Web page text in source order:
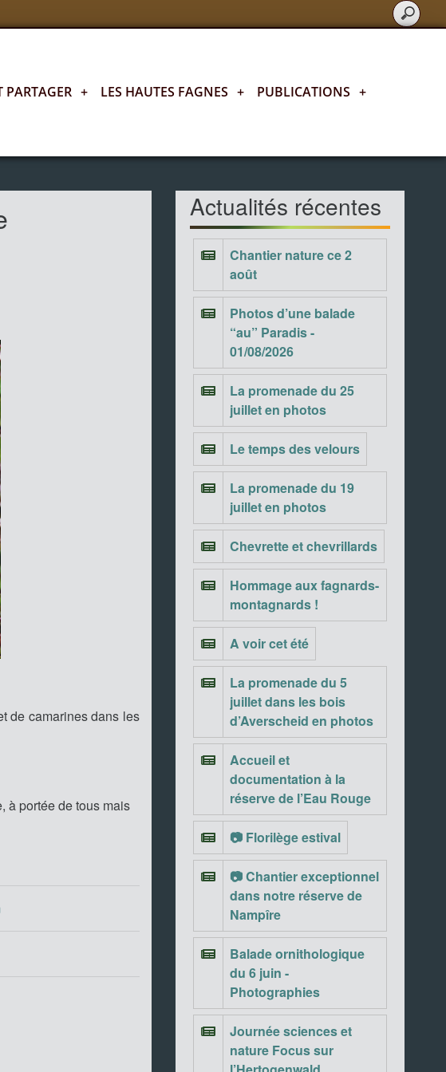
PARTAGER + LES HAUTES FAGNES + PUBLICATIONS +
de camarines dans les
à portée de tous mais
Actualités récentes
Chantier nature ce 2
août
Photos d’une balade
“au” Paradis -
01/08/2026
La promenade du 25
juillet en photos
Le temps des velours
La promenade du 19
juillet en photos
Chevrette et chevrillards
Hommage aux fagnards-
montagnards !
A voir cet été
La promenade du 5
juillet dans les bois
d’Averscheid en photos
Accueil et
documentation à la
réserve de l’Eau Rouge
📷 Florilège estival
📷 Chantier exceptionnel
dans notre réserve de
Nampîre
Balade ornithologique
du 6 juin -
Photographies
Journée sciences et
nature Focus sur